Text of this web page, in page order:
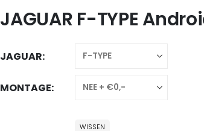
JAGUAR F-TYPE
JAGUAR
MONTAGE
WISSEN